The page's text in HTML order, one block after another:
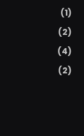
(1)
(2)
(4)
(2)